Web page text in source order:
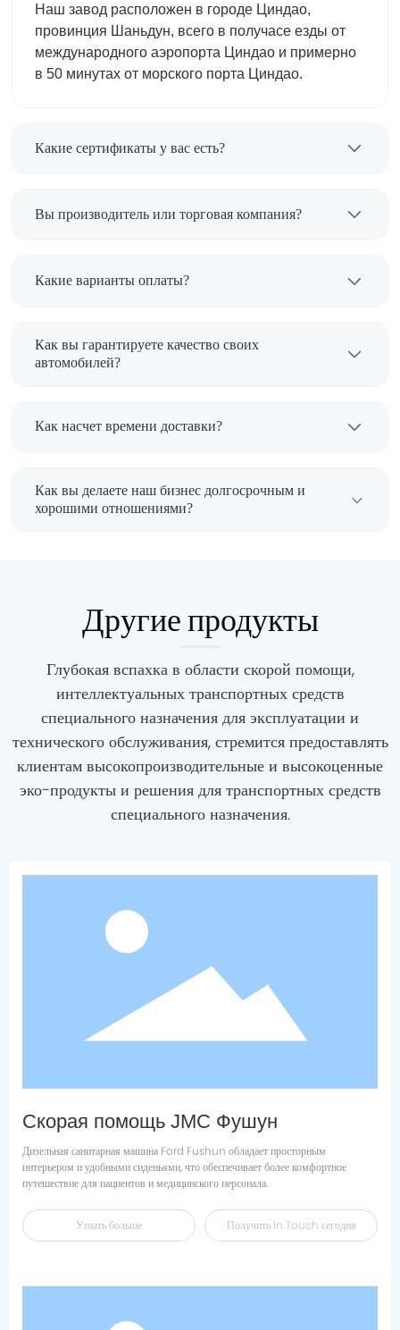
Наш завод расположен в городе Циндао,
провинция Шаньдун, всего в получасе езды от
международного аэропорта Циндао и примерно
в 50 минутах от морского порта Циндао.
Какие сертификаты у вас есть?
Вы производитель или торговая компания?
разработкой, производством и продажей
более 20 лет опыта.
Какие варианты оплаты?
должно быть оплачено до отгрузки. Также может
быть принят 100% безотзывный аккредитив при
фотографии и видео для загрузки контейнера и
Как вы гарантируете качество своих
автомобилей?
отечественных и зарубежных торговых
инженерами и механиками. Все продукты
соответствуют стандарту качества ISO 9000.
Как насчет времени доставки?
нужен стандартный шасси. Обычно 15-30 дней
после получения депозита для индивидуальных
Как вы делаете наш бизнес долгосрочным и
хорошими отношениями?
каждого клиента как нашего друга и искренне
ведем бизнес и дружим с ними, независимо от
Другие продукты
Глубокая вспахка в области скорой помощи,
интеллектуальных транспортных средств
специального назначения для эксплуатации и
технического обслуживания, стремится предоставлять
клиентам высокопроизводительные и высокоценные
эко-продукты и решения для транспортных средств
специального назначения.
Скорая помощь JMC Фушун
Дизельная санитарная машина Ford Fushun обладает просторным
интерьером и удобными сиденьями, что обеспечивает более комфортное
Узнать больше Получить ln Touch сегодня